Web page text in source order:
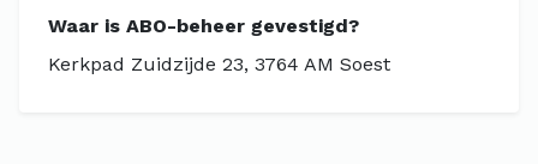
Waar is ABO-beheer gevestigd?
Kerkpad Zuidzijde 23, 3764 AM Soest